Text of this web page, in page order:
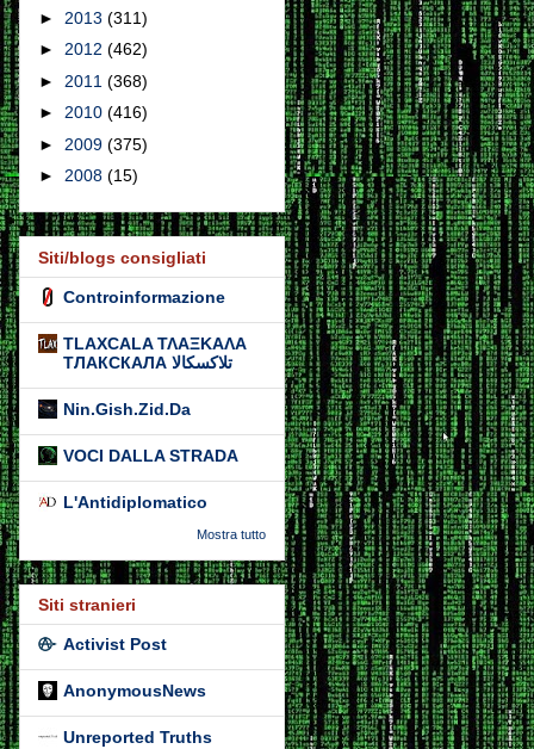
► 2013 (311)
► 2012 (462)
► 2011 (368)
► 2010 (416)
► 2009 (375)
► 2008 (15)
Siti/blogs consigliati
Controinformazione
TLAXCALA ΤΛΑΞΚΑΛΑ
ТЛАКСКАЛА تلاكسكالا
Nin.Gish.Zid.Da
VOCI DALLA STRADA
L'Antidiplomatico
Mostra tutto
Siti stranieri
Activist Post
AnonymousNews
Unreported Truths